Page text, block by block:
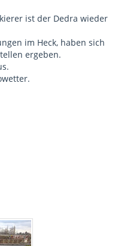
ist der Dedra wieder
im Heck, haben sich
ergeben.